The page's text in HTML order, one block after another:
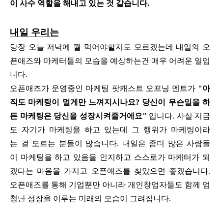
이 사수 역할을 해내고 있는 것 같습니다.
내일 우리는
당장 오늘 저녁에 뭘 먹어야할지도 모르겠는데 내일의 오
픈애즈와 마케터들의 모습을 예상하는건 매우 어려운 일입
니다.
오픈애즈가 운영중인 마케팅 팟캐스트 오프닝 멘트가"아
직도 마케팅이 멀게만 느껴지시나요? 당신이 무슨일을 하
든 마케팅은 당신을 성장시켜줄거에요" 입니다. 사실 지금
도 자기가 마케팅을 하고 있는데 그 행위가 마케팅이라
는 걸 모르는 분들이 많습니다. 내일은 좀더 많은 사람들
이 마케팅을 하고 있음을 인지하고 스스로가 마케터가 되
겠다는 마음을 가지고 오픈애즈를 찾았으면 좋겠습니다.
오픈애즈를 통해 기업뿐만 아니라 개인창업자들도 함께 엄
청난 성장을 이루는 미래의 모습이 그려집니다.